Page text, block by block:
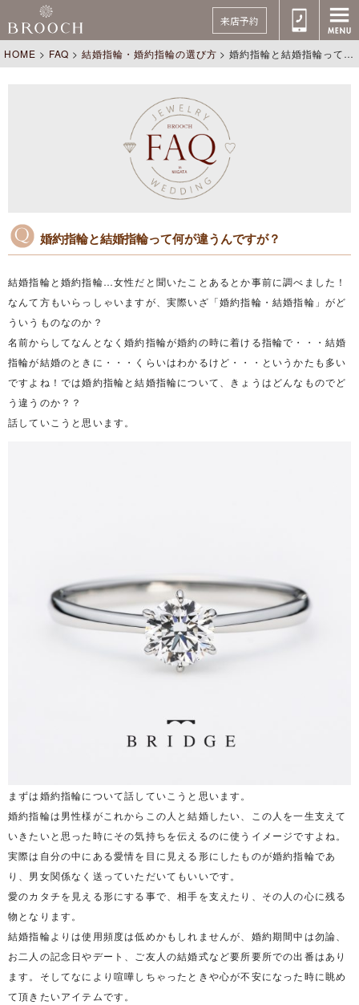
来店予約
HOME > FAQ >結婚指輪・婚約指輪の選び方 >婚約指輪と結婚指輪って何が違うんですが？
婚約指輪と結婚指輪って何が違うんですが？
結婚指輪と婚約指輪…女性だと聞いたことあるとか事前に調べました！
なんて方もいらっしゃいますが、実際いざ「婚約指輪・結婚指輪」がど
ういうものなのか？
名前からしてなんとなく婚約指輪が婚約の時に着ける指輪で・・・結婚
指輪が結婚のときに・・・くらいはわかるけど・・・というかたも多い
ですよね！では婚約指輪と結婚指輪について、きょうはどんなものでど
う違うのか？？
話していこうと思います。
まずは婚約指輪について話していこうと思います。
婚約指輪は男性様がこれからこの人と結婚したい、この人を一生支えて
いきたいと思った時にその気持ちを伝えるのに使うイメージですよね。
実際は自分の中にある愛情を目に見える形にしたものが婚約指輪であ
り、男女関係なく送っていただいてもいいです。
愛のカタチを見える形にする事で、相手を支えたり、その人の心に残る
物となります。
結婚指輪よりは使用頻度は低めかもしれませんが、婚約期間中は勿論、
お二人の記念日やデート、ご友人の結婚式など要所要所での出番はあり
ます。そしてなにより喧嘩しちゃったときや心が不安になった時に眺め
て頂きたいアイテムです。